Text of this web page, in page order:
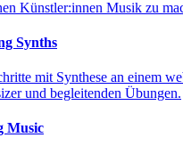
Künstler:innen Musik zu
Synths
mit Synthese an einem
und begleitenden Übungen.
Music